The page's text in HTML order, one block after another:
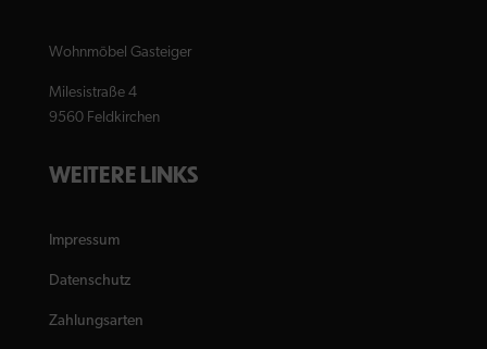
Wohnmöbel Gasteiger
Milesistraße 4
9560 Feldkirchen
WEITERE LINKS
Impressum
Datenschutz
Zahlungsarten